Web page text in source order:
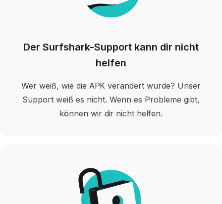
Der Surfshark-Support kann dir nicht
helfen
Wer weiß, wie die APK verändert wurde? Unser
Support weiß es nicht. Wenn es Probleme gibt,
können wirdir nicht helfen.